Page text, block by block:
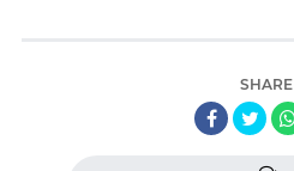
SHARE